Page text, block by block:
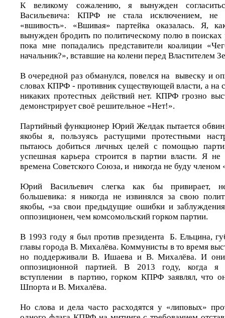
К великому сожалению, я вынужден
Васильевича: КПРФ не стала исключением, не
«вшивость». «Вшивая» партейка оказалась. Я,
вынужден бродить по политическому полю в
пока мне попадались представители коалиции
начальник?», вставшие на колени перед Властителем
В очередной раз обманулся, повелся на вывеску и
словах КПРФ - противник существующей власти, а на
никаких протестных действий нет. КПРФ грозно
демонстрирует своё решительное «Нет!».
Партийный функционер Юрий Желдак пытается
якобы я, пользуясь растущими протестными
пытаюсь добиться личных целей с помощью
успешная карьера строится в партии власти. Я
времена Советского Союза, и никогда не буду членом
Юрий Васильевич слегка как бы привирает,
большевика: я никогда не извинялся за свою
якобы, «за свои предыдущие ошибки и
оппозиционен, чем комсомольский горком партии.
В 1993 году я был против президента Б. Ельцина,
главы города В. Михалёва. Коммунисты в то время
но поддерживали В. Ишаева и В. Михалёва. И они
оппозиционной партией. В 2013 году, когда я
вступлении в партию, горком КПРФ заявлял, что
Шпорта и В. Михалёва.
Но слова и дела часто расходятся у «липовых»